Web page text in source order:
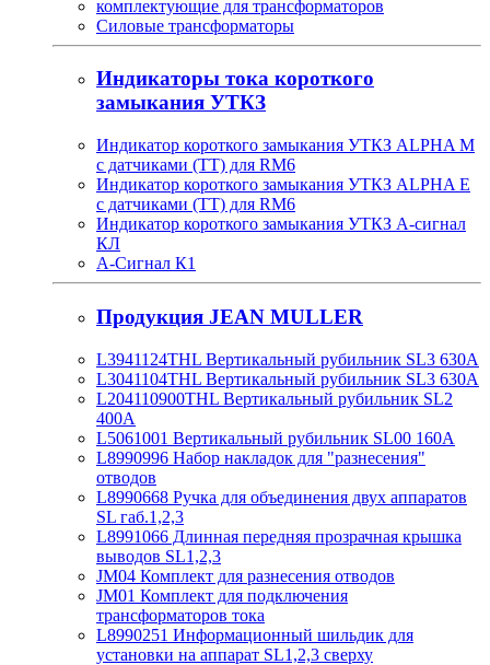
комплектующие для трансформаторов
Силовые трансформаторы
Индикаторы тока короткого
замыкания УТКЗ
Индикатор короткого замыкания УТКЗ ALPHA M
с датчиками (ТТ) для RM6
Индикатор короткого замыкания УТКЗ ALPHA E
с датчиками (ТТ) для RM6
Индикатор короткого замыкания УТКЗ А-сигнал
КЛ
А-Сигнал К1
Продукция JEAN MULLER
L3941124THL Вертикальный рубильник SL3 630А
L3041104THL Вертикальный рубильник SL3 630А
L204110900THL Вертикальный рубильник SL2
400А
L5061001 Вертикальный рубильник SL00 160А
L8990996 Набор накладок для "разнесения"
отводов
L8990668 Ручка для объединения двух аппаратов
SL габ.1,2,3
L8991066 Длинная передняя прозрачная крышка
выводов SL1,2,3
JM04 Комплект для разнесения отводов
JM01 Комплект для подключения
трансформаторов тока
L8990251 Информационный шильдик для
установки на аппарат SL1,2,3 сверху